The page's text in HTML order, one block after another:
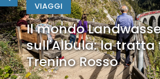
VIAGGI
Il mondo
sull'Albula: la tratta
Trenino Rosso